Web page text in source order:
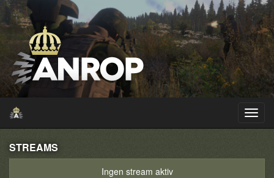
STREAMS
Ingen stream aktiv